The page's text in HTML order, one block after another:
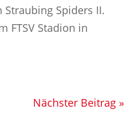
Straubing Spiders II.
FTSV Stadion in
Nächster Beitrag »